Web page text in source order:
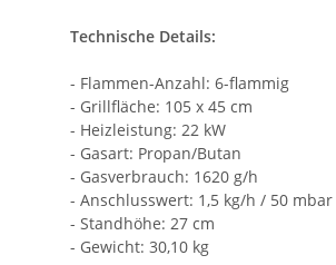
Technische Details:
- Flammen-Anzahl: 6-flammig
- Grillfläche: 105 x 45 cm
- Heizleistung: 22 kW
- Gasart: Propan/Butan
- Gasverbrauch: 1620 g/h
- Anschlusswert: 1,5 kg/h / 50 mbar
- Standhöhe: 27 cm
- Gewicht: 30,10 kg